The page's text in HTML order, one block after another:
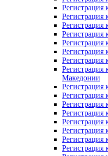
Регистрация
Регистрация
Регистрация
Регистрация
Регистрация
Македонии
Регистрация
Регистрация
Регистрация
Регистрация
Регистрация
Регистрация